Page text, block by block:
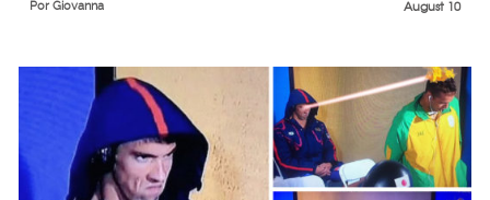
August 10
Por Giovanna